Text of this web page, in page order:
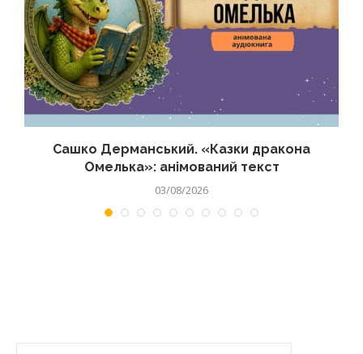
Сашко Дерманський. «Казки дракона
Омелька»: анімований текст
03/08/2026